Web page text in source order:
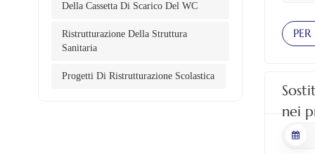
Della Cassetta Di Scarico Del WC
Ristrutturazione Della Struttura
Sanitaria
Progetti Di Ristrutturazione Scolastica
a
stai
con
nei